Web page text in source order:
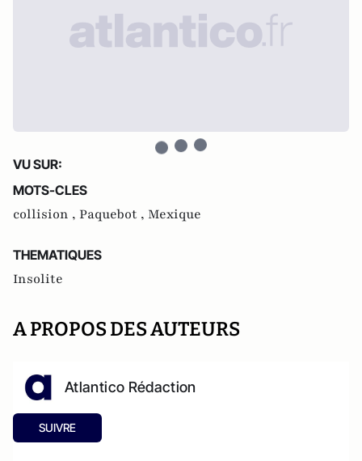
VU SUR:
MOTS-CLES
collision , Paquebot , Mexique
THEMATIQUES
Insolite
A PROPOS DES AUTEURS
Atlantico Rédaction
SUIVRE